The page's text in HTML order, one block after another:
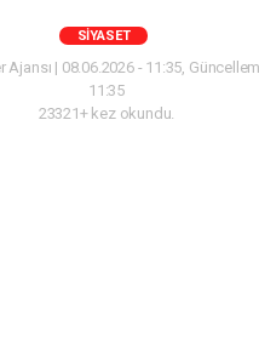
SIYASET
Ajansı | 08.06.2026 - 11:35,
11:35
23321+ kez okundu.